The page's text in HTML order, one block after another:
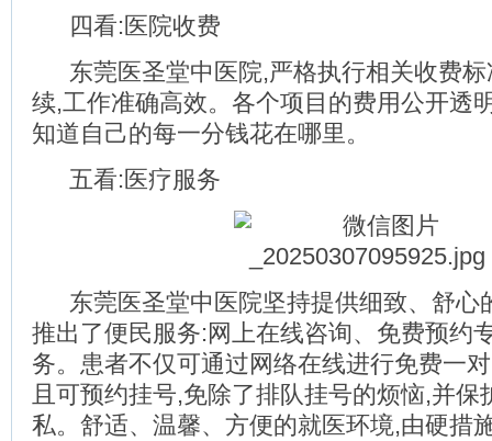
四看:医院收费
东莞医圣堂中医院,严格执行相关收费
续,工作准确高效。各个项目的费用公开透
知道自己的每一分钱花在哪里。
五看:医疗服务
东莞医圣堂中医院坚持提供细致、舒心
推出了便民服务:网上在线咨询、免费预约
务。患者不仅可通过网络在线进行免费一
且可预约挂号,免除了排队挂号的烦恼,并保
私。舒适、温馨、方便的就医环境,由硬措